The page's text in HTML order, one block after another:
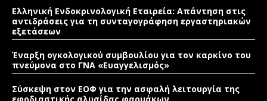
Ελληνική Ενδοκρινολογική Εταιρεία: Απάντηση στις
αντιδράσεις για τη συνταγογράφηση εργαστηριακών
εξετάσεων
Έναρξη ογκολογικού συμβουλίου για τον καρκίνο του
πνεύμονα στο ΓΝΑ «Ευαγγελισμός»
Σύσκεψη στον ΕΟΦ για την ασφαλή λειτουργία της
εφοδιαστικής αλυσίδας φαρμάκων